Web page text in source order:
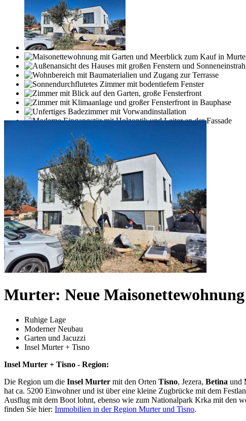
Murter: Neue
Ruhige Lage
Moderner Neubau
Garten und Jacuzzi
Insel Murter + Tisno
Insel Murter + Tisno - Region:
Die Region um die Insel Murter mit den Orten Tisno, Jezera, Betina und
hat ca. 5200 Einwohner und ist über eine kleine Zugbrücke mit dem
Ausflug mit dem Boot lohnt, ebenso wie zum Nationalpark Krka mit den
finden Sie hier: Immobilien in der Region Murter und Tisno.